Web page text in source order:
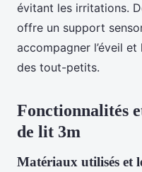
évitant les irritations.
offre un support
accompagner l’éveil
des tout-petits.
Fonctionnalités
de lit 3m
Matériaux utilisés et